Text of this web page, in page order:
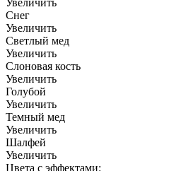
Увеличить
Снег
Увеличить
Светлый мед
Увеличить
Слоновая кость
Увеличить
Голубой
Увеличить
Темный мед
Увеличить
Шалфей
Увеличить
Цвета с эффектами: